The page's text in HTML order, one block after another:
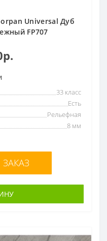
Universal Дуб
FP707
33 класс
Есть
Рельефная
8 мм